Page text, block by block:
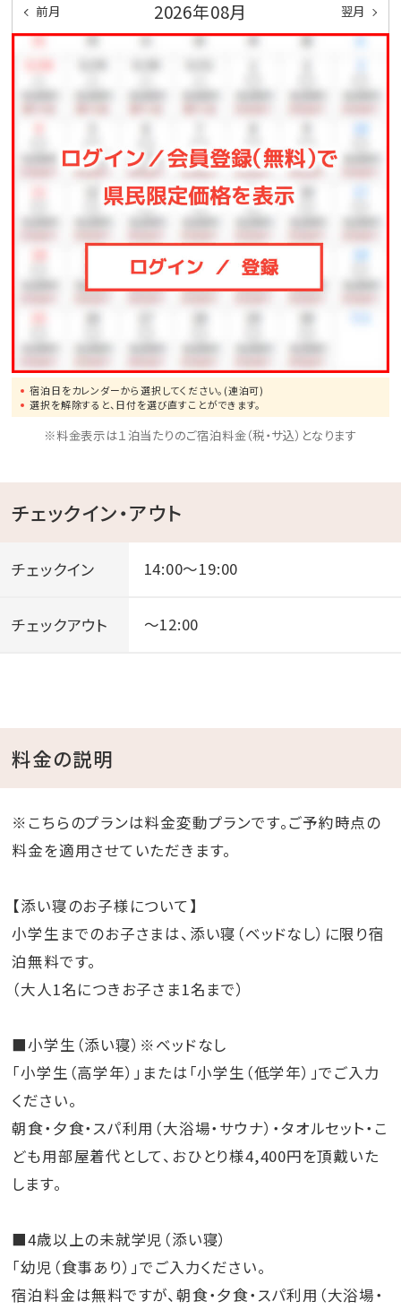
※専用洗剤以外は使用不可となります。柔軟剤なども
使用不可です。
【ウェルカムウォーター】
ホテルオリジナルウォーターを滞在中ご自由にご利用下
さい。
（各階へウォーターサーバーを完備、客室内の専用ピッ
【ご案内】
解とご協力のお願い～
使い捨てのプラスチック製品（ひげそり・ヘアーブラシ・
綿棒・コットンセット）の アメニティをお客様でのご持参
をお願いしております。お持ちでない方はフロントで受
前月 2026年08月 翌月
宿泊日をカレンダーから選択してください。(連泊可)
選択を解除すると、日付を選び直すことができます。
※料金表示は１泊当たりのご宿泊料金（税・サ込）となります
チェックイン・アウト
チェックイン 14:00～19:00
チェックアウト ～12:00
料金の説明
※こちらのプランは料金変動プランです。ご予約時点の
料金を適用させていただきます。
【添い寝のお子様について】
小学生までのお子さまは、添い寝（ベッドなし）に限り宿
泊無料です。
（大人1名につきお子さま1名まで）
■小学生（添い寝）※ベッドなし
「小学生（高学年）」または「小学生（低学年）」でご入力
ください。
朝食・夕食・スパ利用（大浴場・サウナ）・タオルセット・こ
ども用部屋着代として、おひとり様4,400円を頂戴いた
します。
■4歳以上の未就学児（添い寝）
「幼児（食事あり）」でご入力ください。
宿泊料金は無料ですが、朝食・夕食・スパ利用（大浴場・